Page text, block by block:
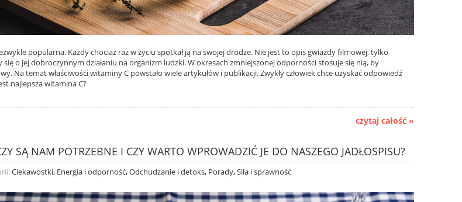
popularna. Każdy chociaż raz w życiu spotkał ją na swojej drodze. Nie jest to opis gwiazdy filmowej, tylko
się o jej dobroczynnym działaniu na organizm ludzki. W okresach zmniejszonej odporności stosuje się nią, by
Na temat właściwości witaminy C powstało wiele artykułów i publikacji. Zwykły człowiek chce uzyskać odpowiedź
najlepsza witamina C?
czytaj całość »
SĄ NAM POTRZEBNE I CZY WARTO WPROWADZIĆ JE DO NASZEGO JADŁOSPISU?
Ciekawostki, Energia i odporność,Odchudzanie i detoks, Porady,Siła i sprawność